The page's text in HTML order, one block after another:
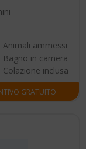
Animali ammessi
Bagno in camera
Colazione inclusa
GRATUITO